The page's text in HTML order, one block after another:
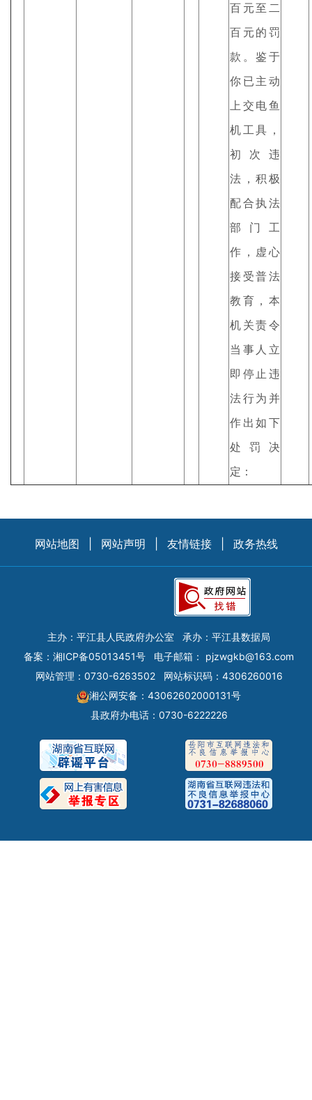
百元至二
百元的罚
款。鉴于
你已主动
上交电鱼
机工具，
初次违
法，积极
配合执法
部门工
作，虚心
接受普法
教育，本
机关责令
当事人立
即停止违
法行为并
作出如下
处罚决
定：
网站地图 网站声明 友情链接 政务热线
主办：平江县人民政府办公室
承办：平江县数据局
备案： 湘ICP备05013451号 电子邮箱： pjzwgkb@163.com
网站管理：0730-6263502
网站标识码：4306260016
湘公网安备：43062602000131号
县政府办电话：0730-6222226